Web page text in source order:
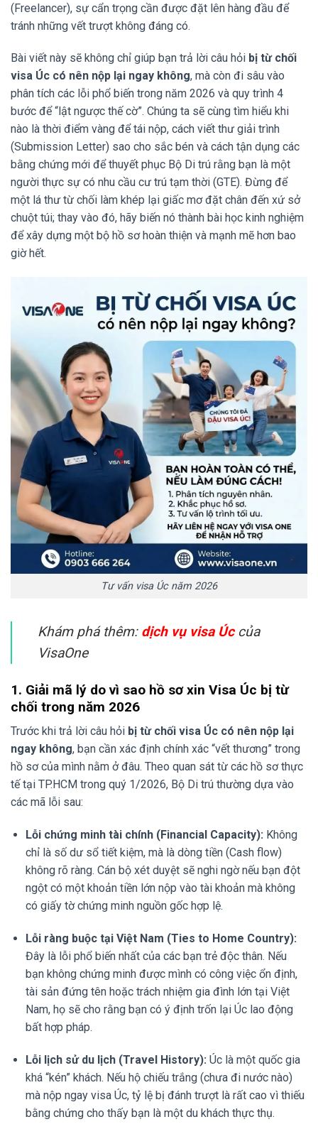
(Freelancer), sự cẩn trọng cần được đặt lên hàng đầu để
tránh những vết trượt không đáng có.
Bài viết này sẽ không chỉ giúp bạn trả lời câu hỏi bị từ chối
visa Úc có nên nộp lại ngay không, mà còn đi sâu vào
phân tích các lỗi phổ biến trong năm 2026 và quy trình 4
bước để “lật ngược thế cờ”. Chúng ta sẽ cùng tìm hiểu khi
nào là thời điểm vàng để tái nộp, cách viết thư giải trình
(Submission Letter) sao cho sắc bén và cách tận dụng các
bằng chứng mới để thuyết phục Bộ Di trú rằng bạn là một
người thực sự có nhu cầu cư trú tạm thời (GTE). Đừng để
một lá thư từ chối làm khép lại giấc mơ đặt chân đến xứ sở
chuột túi; thay vào đó, hãy biến nó thành bài học kinh nghiệm
để xây dựng một bộ hồ sơ hoàn thiện và mạnh mẽ hơn bao
giờ hết.
Tư vấn visa Úc năm 2026
Khám phá thêm: dịch vụ visa Úccủa
VisaOne
1. Giải mã lý do vì sao hồ sơ xin Visa Úc bị từ
chối trong năm 2026
Trước khi trả lời câu hỏi bị từ chối visa Úc có nên nộp lại
ngay không, bạn cần xác định chính xác “vết thương” trong
hồ sơ của mình nằm ở đâu. Theo quan sát từ các hồ sơ thực
tế tại TP.HCM trong quý 1/2026, Bộ Di trú thường dựa vào
các mã lỗi sau:
Lỗi chứng minh tài chính (Financial Capacity): Không
chỉ là số dư sổ tiết kiệm, mà là dòng tiền (Cash flow)
không rõ ràng. Cán bộ xét duyệt sẽ nghi ngờ nếu bạn đột
ngột có một khoản tiền lớn nộp vào tài khoản mà không
có giấy tờ chứng minh nguồn gốc hợp lệ.
Lỗi ràng buộc tại Việt Nam (Ties to Home Country):
Đây là lỗi phổ biến nhất của các bạn trẻ độc thân. Nếu
bạn không chứng minh được mình có công việc ổn định,
tài sản đứng tên hoặc trách nhiệm gia đình lớn tại Việt
Nam, họ sẽ cho rằng bạn có ý định trốn lại Úc lao động
bất hợp pháp.
Lỗi lịch sử du lịch (Travel History): Úc là một quốc gia
khá “kén” khách. Nếu hộ chiếu trắng (chưa đi nước nào)
mà nộp ngay visa Úc, tỷ lệ bị đánh trượt là rất cao vì thiếu
bằng chứng cho thấy bạn là một du khách thực thụ.